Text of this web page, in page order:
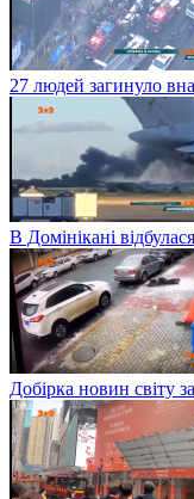
27 людей загинуло
В Домінікані
Добірка новин світу